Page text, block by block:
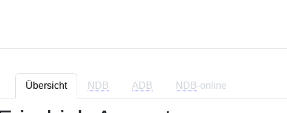
Übersicht NDB ADB NDB-online